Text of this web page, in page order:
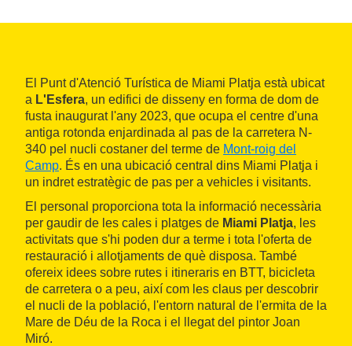
El Punt d'Atenció Turística de Miami Platja està ubicat
a L'Esfera, un edifici de disseny en forma de dom de
fusta inaugurat l'any 2023, que ocupa el centre d'una
antiga rotonda enjardinada al pas de la carretera N-
340 pel nucli costaner del terme de Mont-roig del
Camp. És en una ubicació central dins Miami Platja i
un indret estratègic de pas per a vehicles i visitants.
El personal proporciona tota la informació necessària
per gaudir de les cales i platges de Miami Platja, les
activitats que s'hi poden dur a terme i tota l'oferta de
restauració i allotjaments de què disposa. També
ofereix idees sobre rutes i itineraris en BTT, bicicleta
de carretera o a peu, així com les claus per descobrir
el nucli de la població, l'entorn natural de l'ermita de la
Mare de Déu de la Roca i el llegat del pintor Joan
Miró.